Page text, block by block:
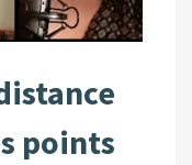
points